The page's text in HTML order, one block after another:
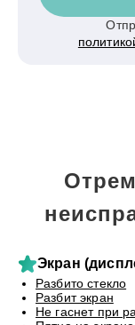
Экран
Разбито стекло
Разбит экран
Не гаснет при